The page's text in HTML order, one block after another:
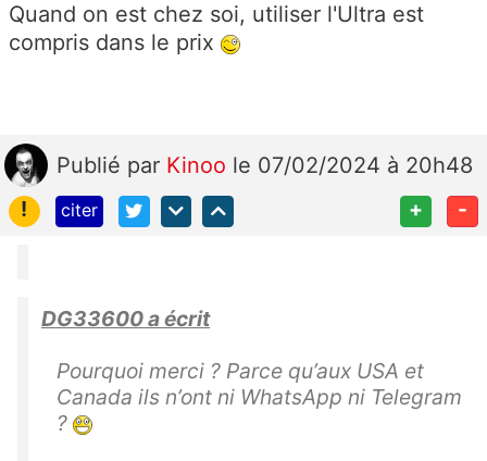
Quand on est chez soi, utiliser l'Ultra est
compris dans le prix
Publié par Kinoo le 07/02/2024 à 20h48
!
citer + -
DG33600 a écrit
Pourquoi merci ? Parce qu’aux USA et
Canada ils n’ont ni WhatsApp ni Telegram
?